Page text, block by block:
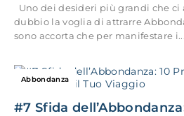
Uno dei desideri più grandi che ci
dubbio la voglia di attrarre
sono accorta che per manifestare i...
Abbondanza
#7 Sfida